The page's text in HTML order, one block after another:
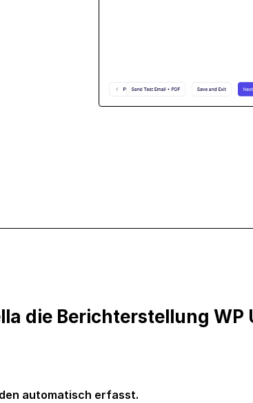
die Berichterstellung WP
automatisch erfasst.